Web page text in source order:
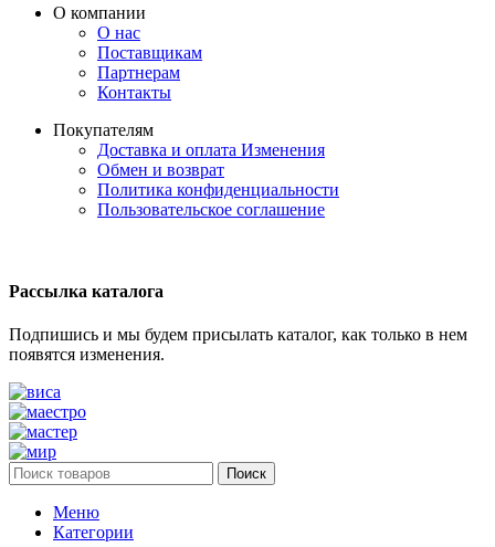
О компании
О нас
Поставщикам
Партнерам
Контакты
Покупателям
Доставка и оплата Изменения
Обмен и возврат
Политика конфиденциальности
Пользовательское соглашение
Рассылка каталога
Подпишись и мы будем присылать каталог, как только в нем
появятся изменения.
Поиск
Меню
Категории